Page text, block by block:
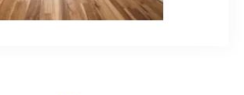
03-6909-2648